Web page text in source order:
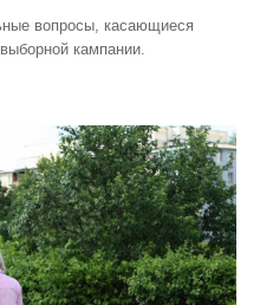
вопросы, касающиеся
кампании.